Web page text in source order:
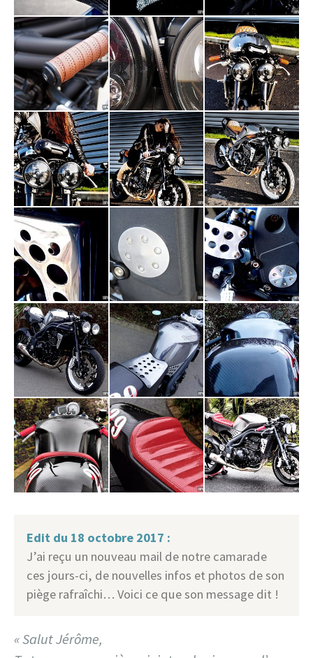
Edit du 18 octobre 2017 :
J’ai reçu un nouveau mail de notre camarade
ces jours-ci, de nouvelles infos et photos de son
piège rafraîchi… Voici ce que son message dit !
« Salut Jérôme,